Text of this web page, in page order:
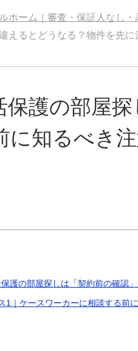
ホーム｜審査・保証人なし
えるとどうなる？物件を先
保護の部屋
に知るべき
護の部屋探しは「契約前の確認
1｜ケースワーカーに相談する前